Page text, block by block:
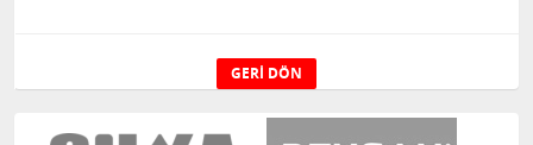
GERI DÖN